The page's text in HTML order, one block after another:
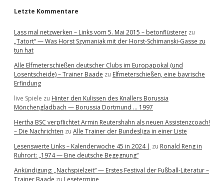
Letzte Kommentare
Lass mal netzwerken – Links vom 5. Mai 2015 – betonflüsterer zu
„Tatort“ — Was Horst Szymaniak mit der Horst-Schimanski-Gasse zu
tun hat
Alle Elfmeterschießen deutscher Clubs im Europapokal (und
Losentscheide) – Trainer Baade zu Elfmeterschießen, eine bayrische
Erfindung
live Spiele zu Hinter den Kulissen des Knallers Borussia
Mönchengladbach — Borussia Dortmund … 1997
Hertha BSC verpflichtet Armin Reutershahn als neuen Assistenzcoach!
– Die Nachrichten zu Alle Trainer der Bundesliga in einer Liste
Lesenswerte Links – Kalenderwoche 45 in 2024 | zu Ronald Reng in
Ruhrort: „1974 — Eine deutsche Begegnung“
Ankündigung: „Nachspielzeit“ — Erstes Festival der Fußball-Literatur –
Trainer Baade zu Lesetermine